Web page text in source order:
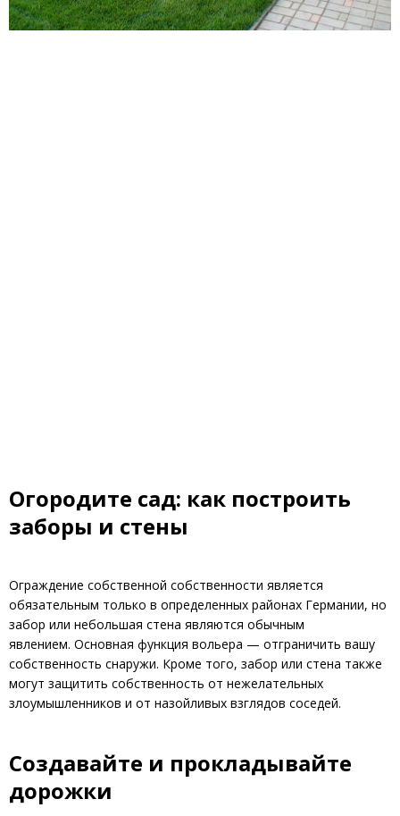
Огородите сад: как построить
заборы и стены
Ограждение собственной собственности является
обязательным только в определенных районах Германии, но
забор или небольшая стена являются обычным
явлением. Основная функция вольера — отграничить вашу
собственность снаружи. Кроме того, забор или стена также
могут защитить собственность от нежелательных
злоумышленников и от назойливых взглядов соседей.
Создавайте и прокладывайте
дорожки